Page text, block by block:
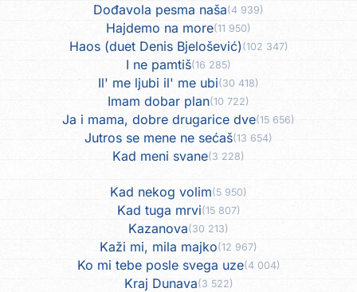
Dođavola pesma naša(4 939)
Hajdemo na more(11 950)
Haos (duet Denis Bjelošević)(102 347)
I ne pamtiš(16 285)
Il' me ljubi il' me ubi(30 418)
Imam dobar plan(10 722)
Ja i mama, dobre drugarice dve(15 656)
Jutros se mene ne sećaš(13 654)
Kad meni svane(3 228)
Kad nekog volim(5 950)
Kad tuga mrvi(15 807)
Kazanova(30 213)
Kaži mi, mila majko(12 967)
Ko mi tebe posle svega uze(4 004)
Kraj Dunava(3 522)